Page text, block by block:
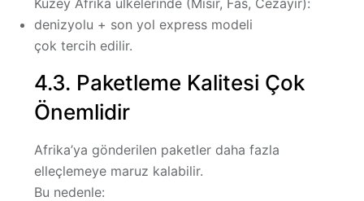
denizyolu + son yol express modeli
çok tercih edilir.
4.3. Paketleme Kalitesi Çok
Önemlidir
Afrika’ya gönderilen paketler daha fazla
elleçlemeye maruz kalabilir.
Bu nedenle: